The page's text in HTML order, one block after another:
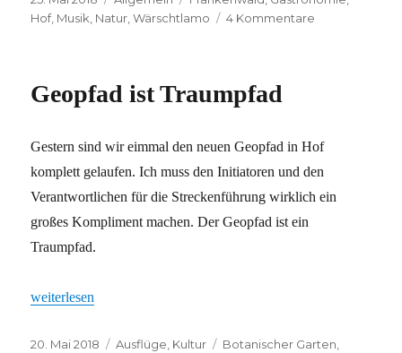
am
Hof, Musik Natur ,Wärschtlamo 4 Kommentare
Geopfad ist Traumpfad
Gestern sind wir eimmal den neuen Geopfad in Hof
komplett gelaufen. Ich muss den Initiatoren und den
Verantwortlichen für die Streckenführung wirklich ein
großes Kompliment machen. Der Geopfad ist ein
Traumpfad.
„Geopfad ist Traumpfad“
weiterlesen
Veröffentlicht
20. Mai 2018 Kategorien
Ausflüge Kultur Schlagwörter
Botanischer Garten